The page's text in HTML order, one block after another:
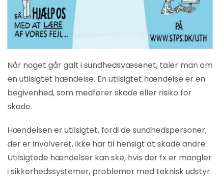
Når noget går galt i sundhedsvæsenet, taler man om
en utilsigtet hændelse. En utilsigtet hændelse er en
begivenhed, som medfører skade eller risiko for
skade.
Hændelsen er utilsigtet, fordi de sundhedspersoner,
der er involveret, ikke har til hensigt at skade andre.
Utilsigtede hændelser kan ske, hvis der fx er mangler
i sikkerhedssystemer, problemer med teknisk udstyr